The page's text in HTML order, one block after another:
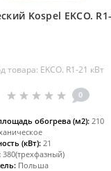
Kospel EKCO.
товара: EKCO. R1-21 кВт
0
обогрева (м2): 210
(кВт): 21
380(трехфазный)
Польша